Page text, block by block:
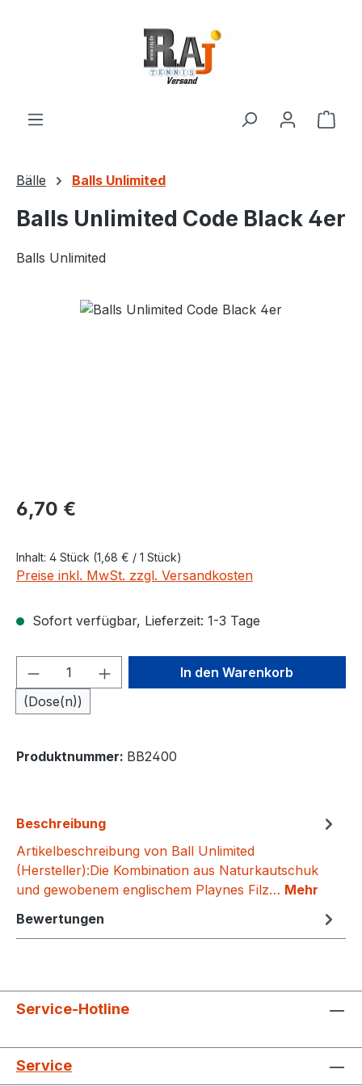
Bälle Balls Unlimited
Balls Unlimited Code Black 4er
Balls Unlimited
Regulärer Preis:
6,70 €
Inhalt: 4 Stück (1,68 € / 1 Stück)
Preise inkl. MwSt. zzgl. Versandkosten
Sofort verfügbar, Lieferzeit: 1-3 Tage
Produkt Anzahl: Gib den
(Dose(n))
In den Warenkorb
Produktnummer: BB2400
Beschreibung
Artikelbeschreibung von Ball Unlimited
(Hersteller):Die Kombination aus Naturkautschuk
und gewobenem englischem Playnes Filz… Mehr
Bewertungen
Service-Hotline
Service